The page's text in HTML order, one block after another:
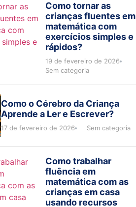
Como tornar as
crianças fluentes em
matemática com
exercícios simples e
rápidos?
19 de fevereiro de 2026
Sem categoria
Como o Cérebro da Criança
Aprende a Ler e Escrever?
17 de fevereiro de 2026 Sem categoria
Como trabalhar
fluência em
matemática com as
crianças em casa
usando recursos